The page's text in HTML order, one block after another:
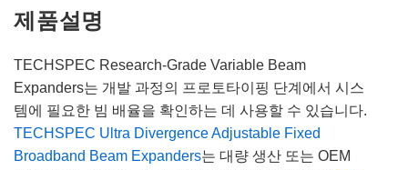
제품설명
TECHSPEC Research-Grade Variable Beam
Expanders는 개발 과정의 프로토타이핑 단계에서 시스
템에 필요한 빔 배율을 확인하는 데 사용할 수 있습니다.
TECHSPEC Ultra Divergence Adjustable Fixed
Broadband Beam Expanders는 대량 생산 또는 OEM